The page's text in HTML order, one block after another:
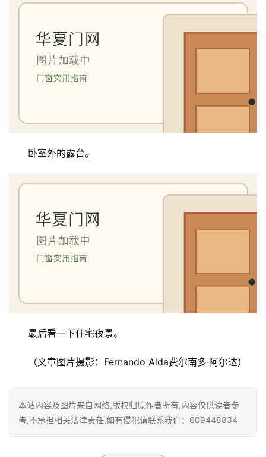
卧室外的露台。
最后看一下住宅夜景。
（文章图片摄影：Fernando Alda费尔南多·阿尔达）
本站内容及图片来自网络,版权归原作者所有,内容仅供读者参
考,不承担相关法律责任,如有侵犯请联系我们：609448834